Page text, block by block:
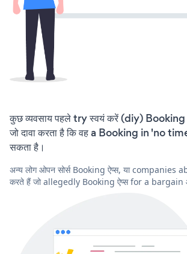
कुछ व्यवसाय पहले try स्वयं करें (diy)
जो दावा करता है कि वह a Booking in 'no
सकता है।
अन्य लोग ओपन सोर्स Booking ऐप्स, या companies
करते हैं जो allegedly Booking ऐप्स for a bargain